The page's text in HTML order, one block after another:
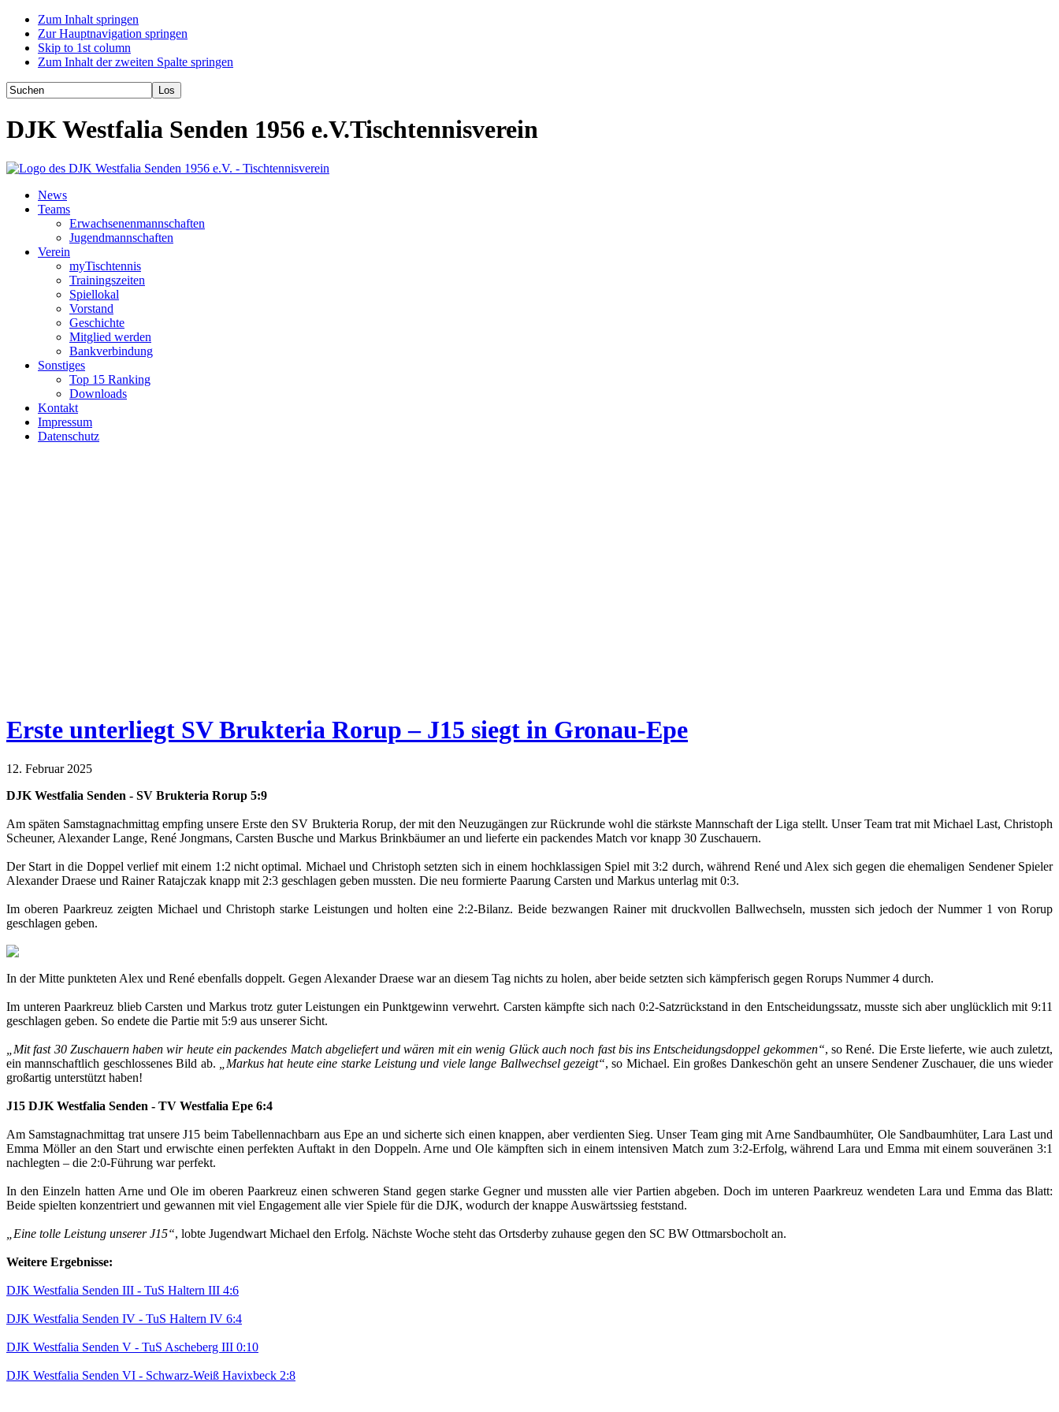
Zum Inhalt springen
Zur Hauptnavigation springen
Skip to 1st column
Zum Inhalt der zweiten Spalte springen
DJK Westfalia Senden 1956 e.V.Tischtennisverein
News
Teams
Erwachsenenmannschaften
Jugendmannschaften
Verein
myTischtennis
Trainingszeiten
Spiellokal
Vorstand
Geschichte
Mitglied werden
Bankverbindung
Sonstiges
Top 15 Ranking
Downloads
Kontakt
Impressum
Datenschutz
Erste unterliegt SV Brukteria Rorup – J15 siegt in Gronau-Epe
12. Februar 2025
DJK Westfalia Senden - SV Brukteria Rorup 5:9
Am späten Samstagnachmittag empfing unsere Erste den SV Brukteria Rorup, der mit den Neuzugängen zur Rückrunde wohl die stärkste Mannschaft der Liga stellt. Unser Team trat mit Michael Last, Christoph
Scheuner, Alexander Lange, René Jongmans, Carsten Busche und Markus Brinkbäumer an und lieferte ein packendes Match vor knapp 30 Zuschauern.
Der Start in die Doppel verlief mit einem 1:2 nicht optimal. Michael und Christoph setzten sich in einem hochklassigen Spiel mit 3:2 durch, während René und Alex sich gegen die ehemaligen Sendener Spieler
Alexander Draese und Rainer Ratajczak knapp mit 2:3 geschlagen geben mussten. Die neu formierte Paarung Carsten und Markus unterlag mit 0:3.
Im oberen Paarkreuz zeigten Michael und Christoph starke Leistungen und holten eine 2:2-Bilanz. Beide bezwangen Rainer mit druckvollen Ballwechseln, mussten sich jedoch der Nummer 1 von Rorup
geschlagen geben.
In der Mitte punkteten Alex und René ebenfalls doppelt. Gegen Alexander Draese war an diesem Tag nichts zu holen, aber beide setzten sich kämpferisch gegen Rorups Nummer 4 durch.
Im unteren Paarkreuz blieb Carsten und Markus trotz guter Leistungen ein Punktgewinn verwehrt. Carsten kämpfte sich nach 0:2-Satzrückstand in den Entscheidungssatz, musste sich aber unglücklich mit 9:11
geschlagen geben. So endete die Partie mit 5:9 aus unserer Sicht.
„Mit fast 30 Zuschauern haben wir heute ein packendes Match abgeliefert und wären mit ein wenig Glück auch noch fast bis ins Entscheidungsdoppel gekommen“, so René. Die Erste lieferte, wie auch zuletzt,
ein mannschaftlich geschlossenes Bild ab.
„Markus hat heute eine starke Leistung und viele lange Ballwechsel gezeigt“, so Michael. Ein großes Dankeschön geht an unsere Sendener Zuschauer, die uns wieder
großartig unterstützt haben!
J15 DJK Westfalia Senden - TV Westfalia Epe 6:4
Am Samstagnachmittag trat unsere J15 beim Tabellennachbarn aus Epe an und sicherte sich einen knappen, aber verdienten Sieg. Unser Team ging mit Arne Sandbaumhüter, Ole Sandbaumhüter, Lara Last und
Emma Möller an den Start und erwischte einen perfekten Auftakt in den Doppeln. Arne und Ole kämpften sich in einem intensiven Match zum 3:2-Erfolg, während Lara und Emma mit einem souveränen 3:1
nachlegten – die 2:0-Führung war perfekt.
In den Einzeln hatten Arne und Ole im oberen Paarkreuz einen schweren Stand gegen starke Gegner und mussten alle vier Partien abgeben. Doch im unteren Paarkreuz wendeten Lara und Emma das Blatt:
Beide spielten konzentriert und gewannen mit viel Engagement alle vier Spiele für die DJK, wodurch der knappe Auswärtssieg feststand.
„Eine tolle Leistung unserer J15“, lobte Jugendwart Michael den Erfolg. Nächste Woche steht das Ortsderby zuhause gegen den SC BW Ottmarsbocholt an.
Weitere Ergebnisse:
DJK Westfalia Senden III - TuS Haltern III 4:6
DJK Westfalia Senden IV - TuS Haltern IV 6:4
DJK Westfalia Senden V - TuS Ascheberg III 0:10
DJK Westfalia Senden VI - Schwarz-Weiß Havixbeck 2:8